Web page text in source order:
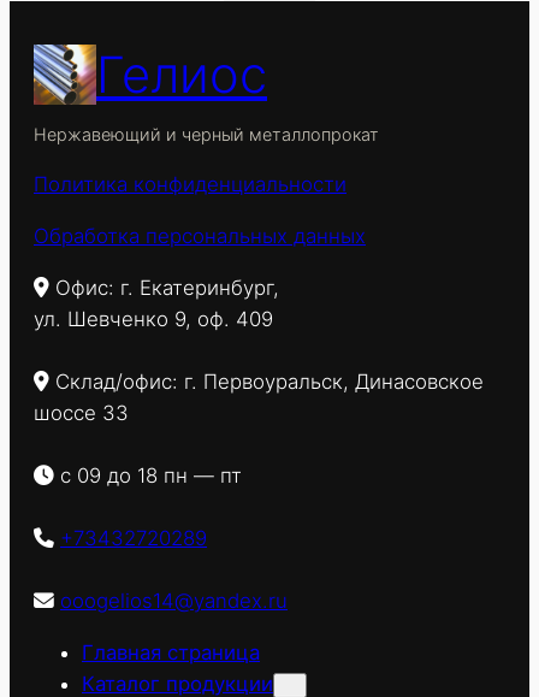
Гелиос
Нержавеющий и черный металлопрокат
Политика конфиденциальности
Обработка персональных данных
Офис: г. Екатеринбург,
ул. Шевченко 9, оф. 409
Склад/офис: г. Первоуральск, Динасовское
шоссе 33
с 09 до 18 пн — пт
+73432720289
ooogelios14@yandex.ru
Главная страница
Каталог продукции